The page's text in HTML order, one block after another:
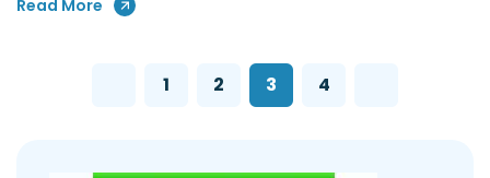
Read More
Pagination
1 2 3 4